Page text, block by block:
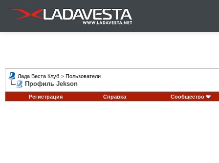
Лада Веста Клуб > Пользователи
Профиль Jekson
Регистрация Справка Сообщество